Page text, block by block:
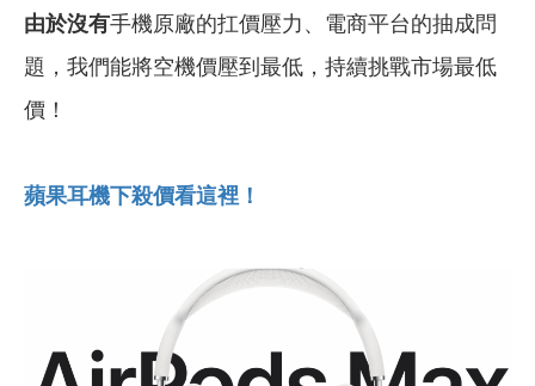
由於沒有手機原廠的扛價壓力、電商平台的抽成問
題，我們能將空機價壓到最低，持續挑戰市場最低
價！
蘋果耳機下殺價看這裡！